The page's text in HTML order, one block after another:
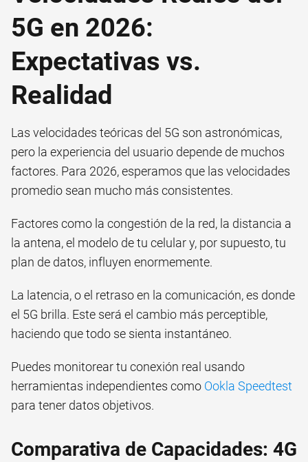
5G en 2026:
Expectativas vs.
Realidad
Las velocidades teóricas del 5G son astronómicas,
pero la experiencia del usuario depende de muchos
factores. Para 2026, esperamos que las velocidades
promedio sean mucho más consistentes.
Factores como la congestión de la red, la distancia a
la antena, el modelo de tu celular y, por supuesto, tu
plan de datos, influyen enormemente.
La latencia, o el retraso en la comunicación, es donde
el 5G brilla. Este será el cambio más perceptible,
haciendo que todo se sienta instantáneo.
Puedes monitorear tu conexión real usando
herramientas independientes como Ookla Speedtest
para tener datos objetivos.
Comparativa de Capacidades: 4G